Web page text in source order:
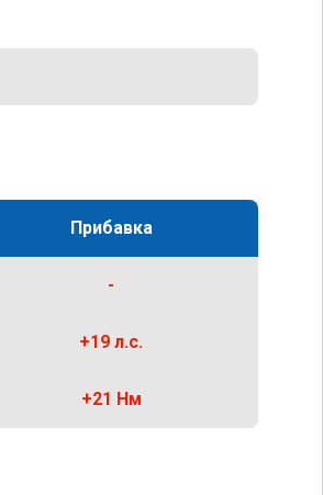
Прибавка
-
+19 л.с.
+21 Нм